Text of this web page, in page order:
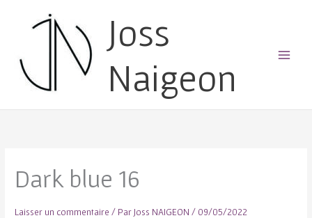
Joss
Naigeon
Dark blue 16
Laisser un commentaire / Par Joss NAIGEON / 09/05/2022